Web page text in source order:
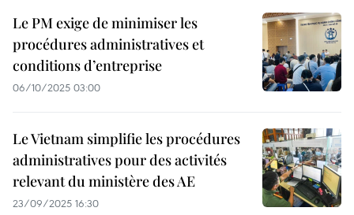
Le PM exige de minimiser les
procédures administratives et
conditions d’entreprise
06/10/2025 03:00
Le Vietnam simplifie les procédures
administratives pour des activités
relevant du ministère des AE
23/09/2025 16:30